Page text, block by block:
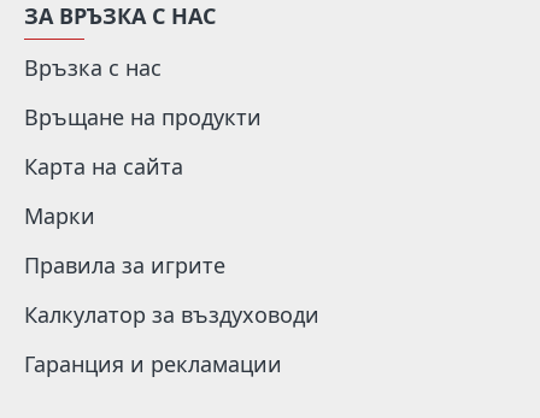
ЗА ВРЪЗКА С НАС
Връзка с нас
Връщане на продукти
Карта на сайта
Марки
Правила за игрите
Калкулатор за въздуховоди
Гаранция и рекламации